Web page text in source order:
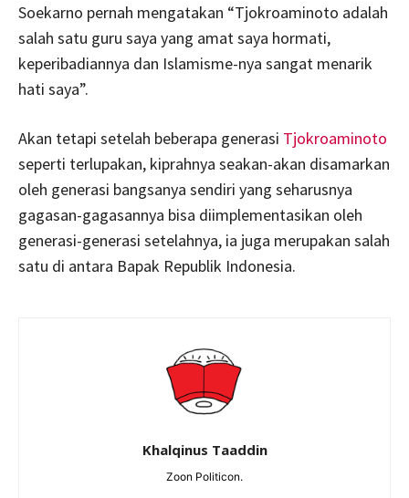
Soekarno pernah mengatakan “Tjokroaminoto adalah
salah satu guru saya yang amat saya hormati,
keperibadiannya dan Islamisme-nya sangat menarik
hati saya”.
Akan tetapi setelah beberapa generasi Tjokroaminoto
seperti terlupakan, kiprahnya seakan-akan disamarkan
oleh generasi bangsanya sendiri yang seharusnya
gagasan-gagasannya bisa diimplementasikan oleh
generasi-generasi setelahnya, ia juga merupakan salah
satu di antara Bapak Republik Indonesia.
Khalqinus Taaddin
Zoon Politicon.